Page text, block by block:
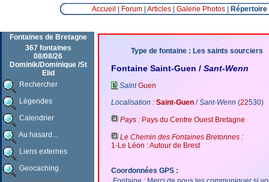
Accueil Forum| Articles| Galerie Photos|
Fontaines de Bretagne
367 fontaines
08/08/26
Dominik/Dominique /St
Elid
Rechercher
Légendes
Calendrier
Au hasard...
Liens externes
Geocaching
Type de fontaine : Les saints sourciers
Fontaine Saint-Guen / Sant-Wenn
SaintGuen
Localisation : Saint-Guen /Sant-Wenn (22530)
Pays : Pays du Centre Ouest Bretagne
Le Chemin des Fontaines Bretonnes :
1-Le Léon : Autour de Brest
Coordonnées GPS :